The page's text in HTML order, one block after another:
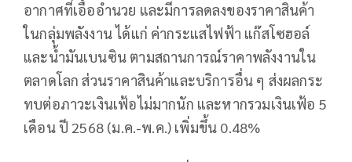
อากาศที่เอื้ออำนวย และมีการลดลงของราคาสินค้า
ในกลุ่มพลังงาน ได้แก่ ค่ากระแสไฟฟ้า แก๊สโซฮอล์
และน้ำมันเบนซิน ตามสถานการณ์ราคาพลังงานใน
ตลาดโลก ส่วนราคาสินค้าและบริการอื่น ๆ ส่งผลกระ
ทบต่อภาวะเงินเฟ้อไม่มากนัก และหากรวมเงินเฟ้อ 5
เดือน ปี 2568 (ม.ค.-พ.ค.) เพิ่มขึ้น 0.48%